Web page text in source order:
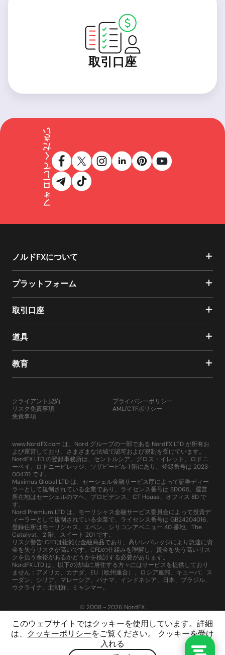
取引口座
このウェブサイトではクッキーを使用しています。詳細
は、 クッキーポリシーをご覧ください。 クッキーを受け
入れる
フォローしてください
ノルドFXについて
プラットフォーム
取引口座
道具
教育
クライアント契約
リスク免責事項
免責事項
プライバシーポリシー
AML/CTFポリシー
www.NordFX.com は、Nord グループの一部である NordFX LTD が所有お
よび運営しており、さまざまな法域で認可および規制を受けています。
NordFX LTD の登録事務所は、セントルシア、グロス・イレット、ロドニ
ーベイ、ロドニービレッジ、ソザビービル 1 階にあり、登録番号は 2023-
00470 です。
Maximus Global LTD は、セーシェル金融サービス庁によって証券ディー
ラーとして規制されている企業であり、ライセンス番号は SD065、運営
所在地はセーシェルのマヘ、プロビデンス、CT House、オフィス 8D で
す。
Nord Premium LTD は、モーリシャス金融サービス委員会によって投資デ
ィーラーとして規制されている企業で、ライセンス番号は GB24204016、
登録住所はモーリシャス、エベン、シリコンアベニュー 40 番地、The
Catalyst、2 階、スイート 201 です。
リスク警告: CFDは複雑な金融商品であり、高いレバレッジにより急速に資
金を失うリスクが高いです。CFDの仕組みを理解し、資金を失う高いリス
クを負う余裕があるかどうかを検討する必要があります。
NordFX LTD は、以下の法域に居住する方々にはサービスを提供しており
ません：アメリカ、カナダ、EU（欧州連合）、ロシア連邦、キューバ、ス
ーダン、シリア、マレーシア、パナマ、インドネシア、日本、ブラジル、
ウクライナ、北朝鮮、ミャンマー。
© 2008 - 2026 NordFX.